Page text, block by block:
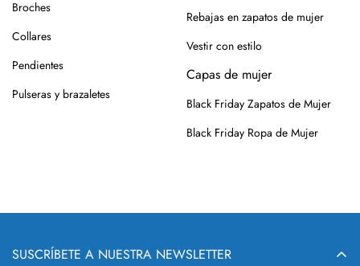
Broches
Collares
Pendientes
Pulseras y brazaletes
Rebajas en zapatos de mujer
Vestir con estilo
Capas de mujer
Black Friday Zapatos de Mujer
Black Friday Ropa de Mujer
SUSCRÍBETE A NUESTRA NEWSLETTER